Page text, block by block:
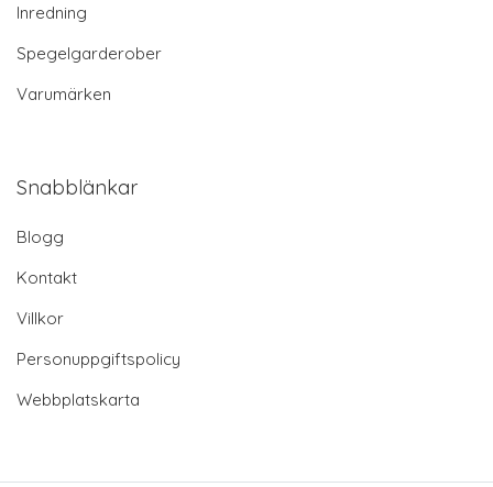
Inredning
Spegelgarderober
Varumärken
Snabblänkar
Blogg
Kontakt
Villkor
Personuppgiftspolicy
Webbplatskarta